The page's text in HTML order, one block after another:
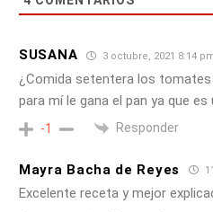
SUSANA 3 octubre, 2021 8:14
¿Comida setentera los tomates
para mí le gana el pan ya que
-1 Responder
Mayra Bacha de Reyes
Excelente receta y mejor